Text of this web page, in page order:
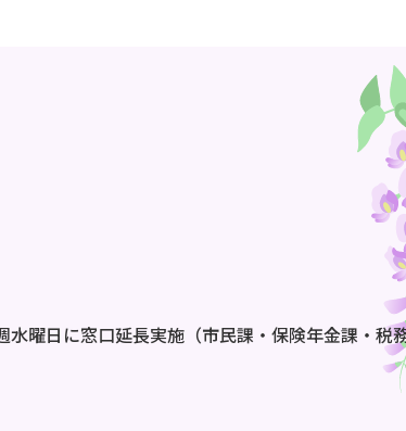
曜日に窓口延長実施（市民課・保険年金課・税